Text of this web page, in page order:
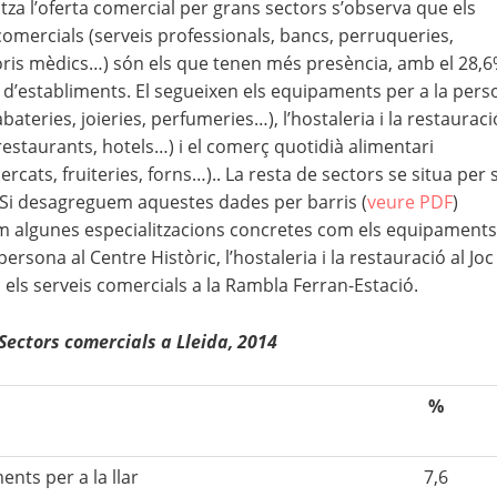
l’oferta comercial per grans sectors s’observa que els
(serveis professionals, bancs, perruqueries,
mèdics…) són els que tenen més presència, amb el
El segueixen els equipaments per a la
joieries, perfumeries…), l’hostaleria i la
hotels…) i el comerç quotidià alimentari
fruiteries, forns…).. La resta de sectors se situa per
desagreguem aquestes dades per barris (veure PDF)
algunes especialitzacions concretes com els equipaments
al Centre Històric, l’hostaleria i la restauració al
els serveis comercials a la Rambla Ferran-Estació.
comercials a Lleida, 2014
%
per a la llar 7,6